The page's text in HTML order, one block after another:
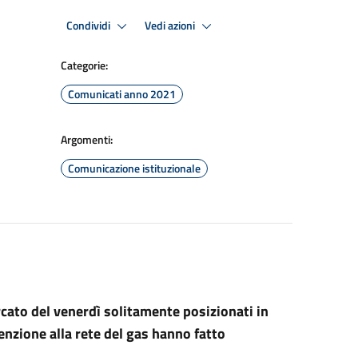
Condividi Vedi azioni
Categorie:
Comunicati anno 2021
Argomenti:
Comunicazione istituzionale
del venerdì solitamente posizionati in
alla rete del gas hanno fatto